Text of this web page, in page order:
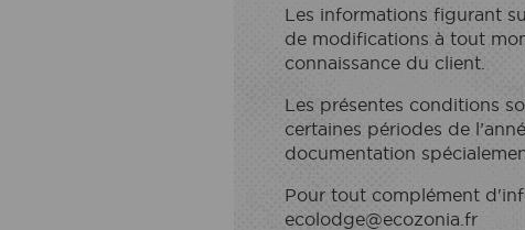
Les informations figurant
de modifications à tout
connaissance du client.
Les présentes conditions
certaines périodes de
documentation
Pour tout complément
ecolodge@ecozonia.fr